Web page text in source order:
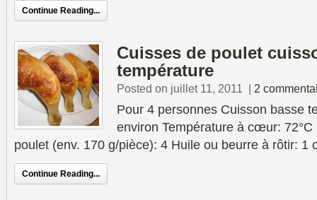
Continue Reading...
Cuisses de poulet
température
Posted on juillet 11, 2011 | 2
Pour 4 personnes Cuisson basse
environ Température à cœur:
poulet (env. 170 g/pièce): 4 Huile ou beurre à rôtir:
Continue Reading...